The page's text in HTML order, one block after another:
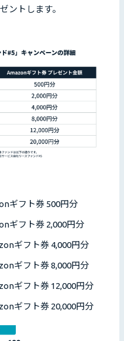
ントします。
ギフト券 500円分
ギフト券 2,000円分
ギフト券 4,000円分
ギフト券 8,000円分
ギフト券 12,000円分
ギフト券 20,000円分